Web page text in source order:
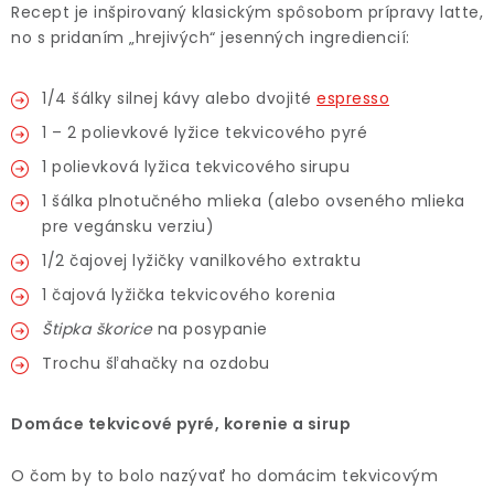
Káva pre firmy
Hodnotenie obchodu
Recept je inšpirovaný klasickým spôsobom prípravy latte,
no s pridaním „hrejivých“ jesenných ingrediencií:
1/4 šálky silnej kávy alebo dvojité espresso
1 – 2 polievkové lyžice tekvicového pyré
1 polievková lyžica tekvicového sirupu
1 šálka plnotučného mlieka (alebo ovseného mlieka
pre vegánsku verziu)
1/2 čajovej lyžičky vanilkového extraktu
1 čajová lyžička tekvicového korenia
Štipka škoricena posypanie
Trochu šľahačky na ozdobu
Domáce tekvicové pyré, korenie a sirup
O čom by to bolo nazývať ho domácim tekvicovým